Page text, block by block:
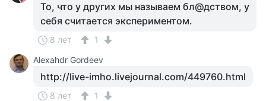
То, что у других мы называем бл@дством, у
себя считается экспериментом.
8 лет
1
Alexahdr Gordeev
http://live-imho.livejournal.com/449760.html
8 лет
1